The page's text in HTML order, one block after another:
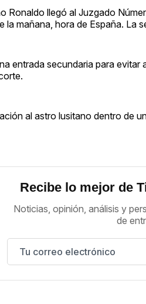
Ronaldo llegó al Juzgado
la mañana, hora de España. La
entrada secundaria para
al astro lusitano dentro de
Recibe lo mejor de
Noticias, opinión, análisis y
de